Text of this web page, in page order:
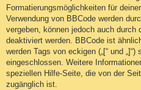
Formatierungsmöglichkeiten für
Verwendung von BBCode werden
vergeben, können jedoch auch durch
deaktiviert werden. BBCode ist
werden Tags von eckigen („[“ und
eingeschlossen. Weitere
speziellen Hilfe-Seite, die von der
zugänglich ist.